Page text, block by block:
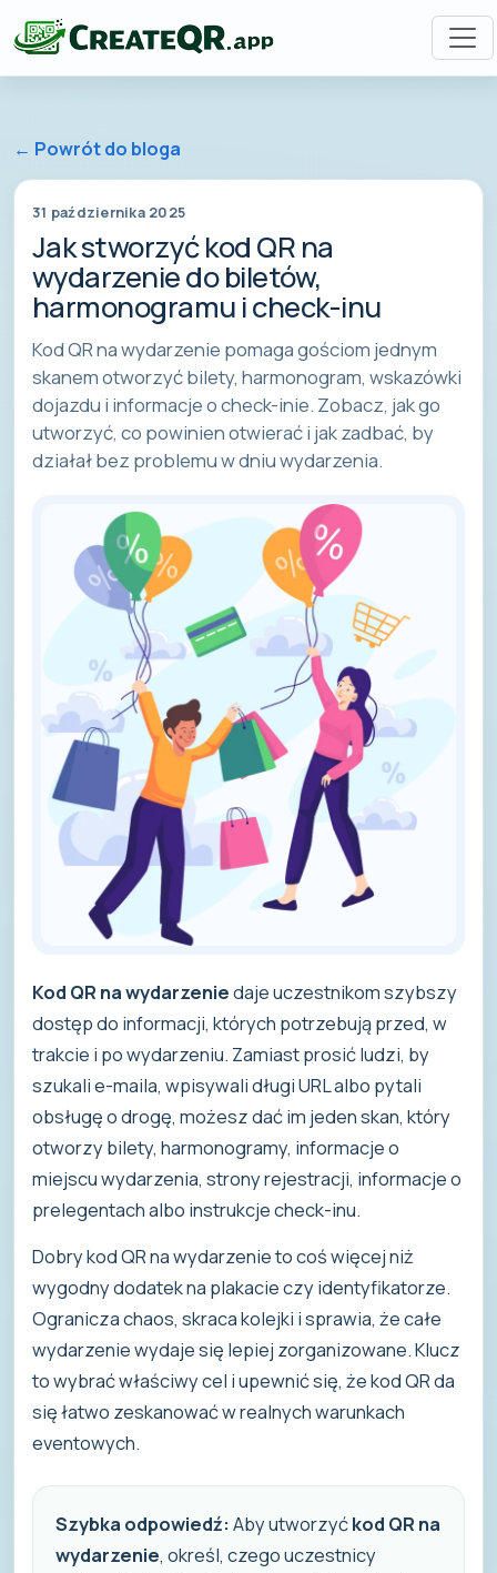
← Powrót do bloga
31 października 2025
Jak stworzyć kod QR na
wydarzenie do biletów,
harmonogramu i check-inu
Kod QR na wydarzenie pomaga gościom jednym
skanem otworzyć bilety, harmonogram, wskazówki
dojazdu i informacje o check-inie. Zobacz, jak go
utworzyć, co powinien otwierać i jak zadbać, by
działał bez problemu w dniu wydarzenia.
Kod QR na wydarzeniedaje uczestnikom szybszy
dostęp do informacji, których potrzebują przed, w
trakcie i po wydarzeniu. Zamiast prosić ludzi, by
szukali e-maila, wpisywali długi URL albo pytali
obsługę o drogę, możesz dać im jeden skan, który
otworzy bilety, harmonogramy, informacje o
miejscu wydarzenia, strony rejestracji, informacje o
prelegentach albo instrukcje check-inu.
Dobry kod QR na wydarzenie to coś więcej niż
wygodny dodatek na plakacie czy identyfikatorze.
Ogranicza chaos, skraca kolejki i sprawia, że całe
wydarzenie wydaje się lepiej zorganizowane. Klucz
to wybrać właściwy cel i upewnić się, że kod QR da
się łatwo zeskanować w realnych warunkach
eventowych.
Szybka odpowiedź: Aby utworzyćkod QR na
wydarzenie, określ, czego uczestnicy